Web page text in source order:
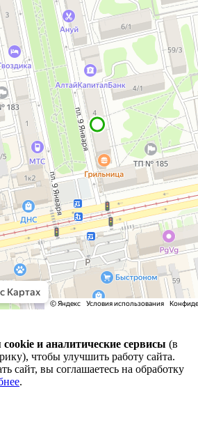
cookie и аналитические сервисы (в
чтобы улучшить работу сайта.
сайт, вы соглашаетесь на обработку
.